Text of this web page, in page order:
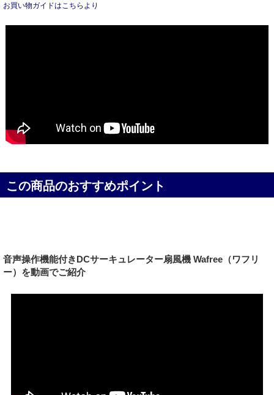
お買い物ガイドはこちらより
この商品のおすすめポイント
音声操作機能付きDCサーキュレーター扇風機 Wafree（ワフリ
ー）を動画でご紹介